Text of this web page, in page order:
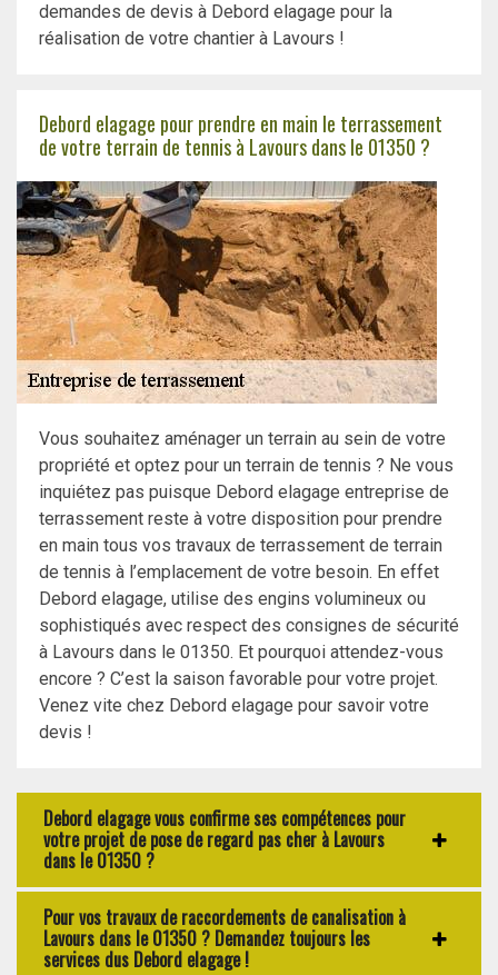
demandes de devis à Debord elagage pour la
réalisation de votre chantier à Lavours !
Debord elagage pour prendre en main le terrassement
de votre terrain de tennis à Lavours dans le 01350 ?
Vous souhaitez aménager un terrain au sein de votre
propriété et optez pour un terrain de tennis ? Ne vous
inquiétez pas puisque Debord elagage entreprise de
terrassement reste à votre disposition pour prendre
en main tous vos travaux de terrassement de terrain
de tennis à l’emplacement de votre besoin. En effet
Debord elagage, utilise des engins volumineux ou
sophistiqués avec respect des consignes de sécurité
à Lavours dans le 01350. Et pourquoi attendez-vous
encore ? C’est la saison favorable pour votre projet.
Venez vite chez Debord elagage pour savoir votre
devis !
Debord elagage vous confirme ses compétences pour
votre projet de pose de regard pas cher à Lavours
dans le 01350 ?
Pour vos travaux de raccordements de canalisation à
Lavours dans le 01350 ? Demandez toujours les
services dus Debord elagage !